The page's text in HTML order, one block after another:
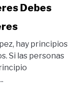
Debes
hay principios
Si las personas